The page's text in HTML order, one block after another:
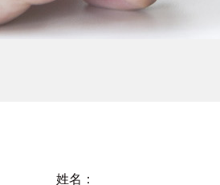
姓名：